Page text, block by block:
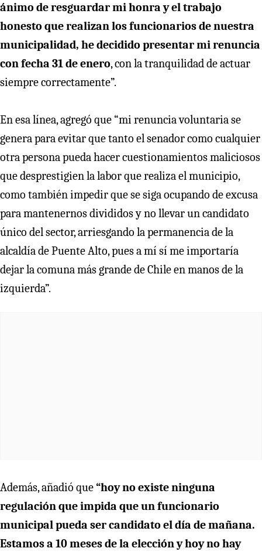
ánimo de resguardar mi honra y el trabajo
honesto que realizan los funcionarios de nuestra
municipalidad, he decidido presentar mi renuncia
con fecha 31 de enero, con la tranquilidad de actuar
siempre correctamente”.
En esa línea, agregó que “mi renuncia voluntaria se
genera para evitar que tanto el senador como cualquier
otra persona pueda hacer cuestionamientos maliciosos
que desprestigien la labor que realiza el municipio,
como también impedir que se siga ocupando de excusa
para mantenernos divididos y no llevar un candidato
único del sector, arriesgando la permanencia de la
alcaldía de Puente Alto, pues a mí sí me importaría
dejar la comuna más grande de Chile en manos de la
izquierda”.
Además, añadió que“hoy no existe ninguna
regulación que impida que un funcionario
municipal pueda ser candidato el día de mañana.
Estamos a 10 meses de la elección y hoy no hay